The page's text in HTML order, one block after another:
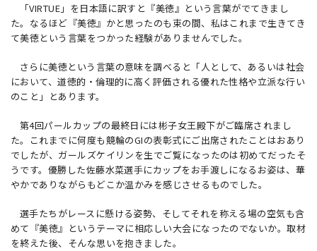
「VIRTUE」を日本語に訳すと『美徳』という言葉がでてきまし
た。なるほど『美徳』かと思ったのも束の間、私はこれまで生きてき
て美徳という言葉をつかった経験がありませんでした。
さらに美徳という言葉の意味を調べると「人として、あるいは社会
において、道徳的・倫理的に高く評価される優れた性格や立派な行い
のこと」とあります。
第4回パールカップの最終日には彬子女王殿下がご臨席されまし
た。これまでに何度も競輪のGIの表彰式にご出席されたことはおあり
でしたが、ガールズケイリンを生でご覧になったのは初めてだったそ
うです。優勝した佐藤水菜選手にカップをお手渡しになるお姿は、華
やかでありながらもどこか温かみを感じさせるものでした。
選手たちがレースに懸ける姿勢、そしてそれを称える場の空気も含
めて『美徳』というテーマに相応しい大会になったのでないか。取材
を終えた後、そんな思いを抱きました。